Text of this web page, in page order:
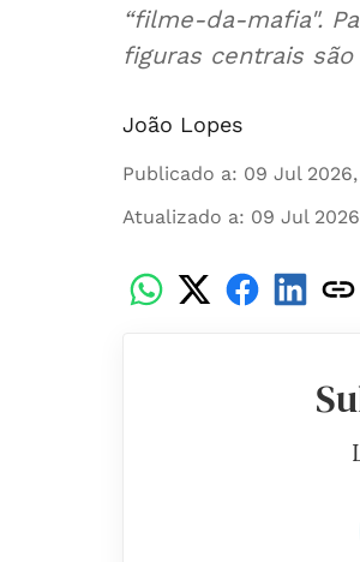
“filme-da-mafia".
figuras centrais
João Lopes
Publicado a: 09 Jul
Atualizado a: 09 Jul